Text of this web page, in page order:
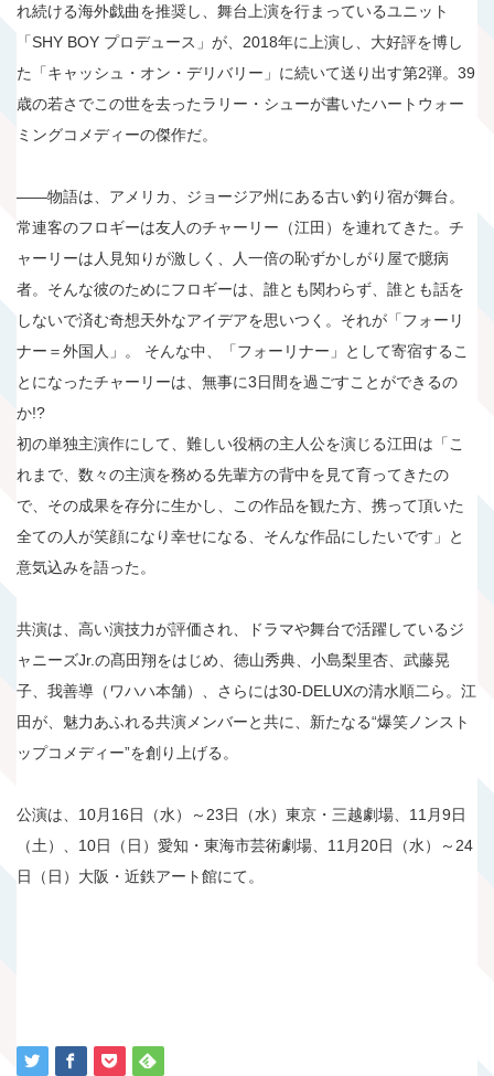
れ続ける海外戯曲を推奨し、舞台上演を行まっているユニット
「SHY BOY プロデュース」が、2018年に上演し、大好評を博し
た「キャッシュ・オン・デリバリー」に続いて送り出す第2弾。39
歳の若さでこの世を去ったラリー・シューが書いたハートウォー
ミングコメディーの傑作だ。
――物語は、アメリカ、ジョージア州にある古い釣り宿が舞台。
常連客のフロギーは友人のチャーリー（江田）を連れてきた。チ
ャーリーは人見知りが激しく、人一倍の恥ずかしがり屋で臆病
者。そんな彼のためにフロギーは、誰とも関わらず、誰とも話を
しないで済む奇想天外なアイデアを思いつく。それが「フォーリ
ナー＝外国人」。 そんな中、「フォーリナー」として寄宿するこ
とになったチャーリーは、無事に3日間を過ごすことができるの
か!?
初の単独主演作にして、難しい役柄の主人公を演じる江田は「こ
れまで、数々の主演を務める先輩方の背中を見て育ってきたの
で、その成果を存分に生かし、この作品を観た方、携って頂いた
全ての人が笑顔になり幸せになる、そんな作品にしたいです」と
意気込みを語った。
共演は、高い演技力が評価され、ドラマや舞台で活躍しているジ
ャニーズJr.の髙田翔をはじめ、徳山秀典、小島梨里杏、武藤晃
子、我善導（ワハハ本舗）、さらには30-DELUXの清水順二ら。江
田が、魅力あふれる共演メンバーと共に、新たなる“爆笑ノンスト
ップコメディー”を創り上げる。
公演は、10月16日（水）～23日（水）東京・三越劇場、11月9日
（土）、10日（日）愛知・東海市芸術劇場、11月20日（水）～24
日（日）大阪・近鉄アート館にて。